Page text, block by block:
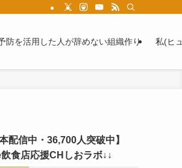
防を活用した人が辞めない組織作り 私(ヒ
配信中・36,700人突破中】
食店応援CHしおラボ↓↓